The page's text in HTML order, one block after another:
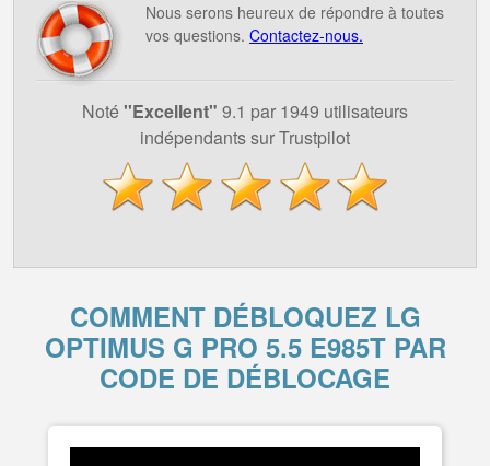
Nous serons heureux de répondre à toutes
vos questions. Contactez-nous.
Noté ''Excellent" 9.1 par 1949 utilisateurs
indépendants sur Trustpilot
COMMENT DÉBLOQUEZ LG
OPTIMUS G PRO 5.5 E985T PAR
CODE DE DÉBLOCAGE